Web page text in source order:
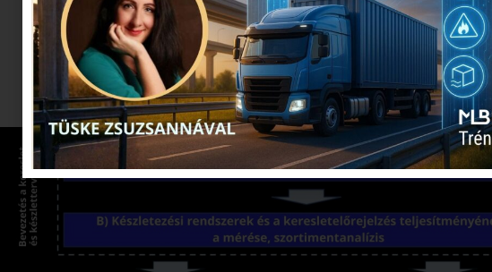
egész sorozatot, hogy szakértővé válj a kereslet- és
készlettervezés területén!